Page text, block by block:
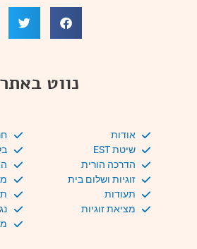
נווט באתר
אודות
שיטת EST
הדרכה הורית
זוגיות ושלום בית
תעודות
מציאת זוגיות